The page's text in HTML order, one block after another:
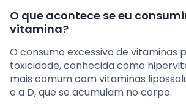
O que acontece se eu
vitamina?
O consumo excessivo de vitaminas
toxicidade, conhecida como
mais comum com vitaminas
e a D, que se acumulam no corpo.